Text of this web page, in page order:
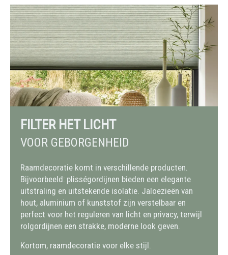
FILTER HET LICHT
VOOR GEBORGENHEID
Raamdecoratie komt in verschillende producten.
Bijvoorbeeld: plisségordijnen bieden een elegante
uitstraling en uitstekende isolatie. Jaloezieën van
hout, aluminium of kunststof zijn verstelbaar en
perfect voor het reguleren van licht en privacy, terwijl
rolgordijnen een strakke, moderne look geven.
Kortom, raamdecoratie voor elke stijl.